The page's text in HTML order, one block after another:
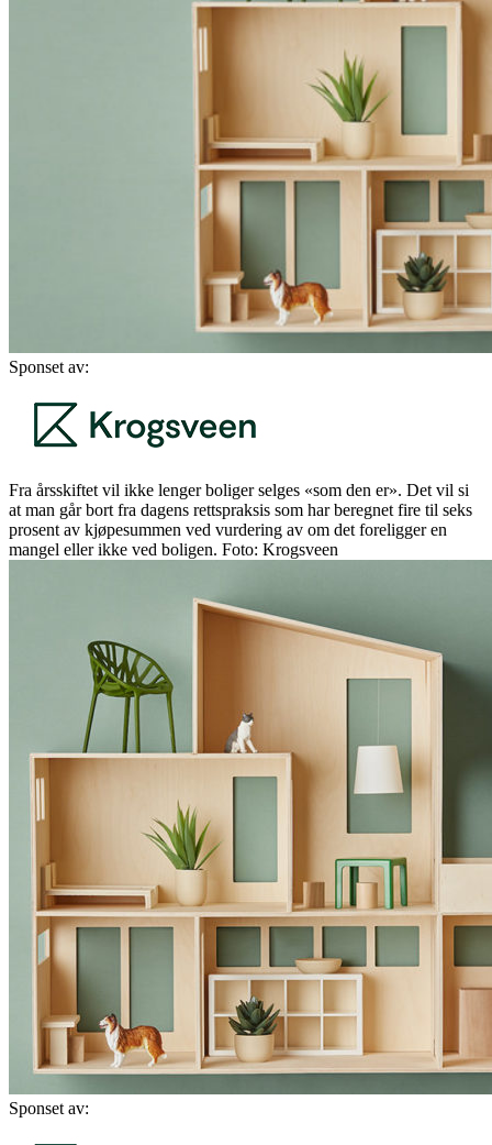
Sponset av:
Fra årsskiftet vil ikke lenger boliger selges «som den er». Det vil si
at man går bort fra dagens rettspraksis som har beregnet fire til seks
prosent av kjøpesummen ved vurdering av om det foreligger en
mangel eller ikke ved boligen. Foto: Krogsveen
Sponset av: